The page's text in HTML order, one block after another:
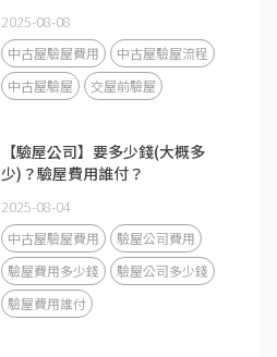
2025-08-08
中古屋驗屋費用
中古屋驗屋流程
中古屋驗屋
交屋前驗屋
【驗屋公司】要多少錢(大概多
少)？驗屋費用誰付？
2025-08-04
中古屋驗屋費用
驗屋公司費用
驗屋費用多少錢
驗屋公司多少錢
驗屋費用誰付